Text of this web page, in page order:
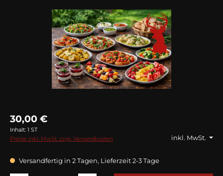
30,00 €
Inhalt: 1 ST
inkl. MwSt.
Preise inkl. MwSt. zzgl. Versandkosten
Versandfertig in 2 Tagen, Lieferzeit 2-3 Tage